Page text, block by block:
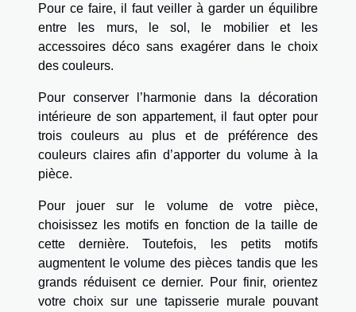
Pour ce faire, il faut veiller à garder un équilibre
entre les murs, le sol, le mobilier et les
accessoires déco sans exagérer dans le choix
des couleurs.
Pour conserver l’harmonie dans la décoration
intérieure de son appartement, il faut opter pour
trois couleurs au plus et de préférence des
couleurs claires afin d’apporter du volume à la
pièce.
Pour jouer sur le volume de votre pièce,
choisissez les motifs en fonction de la taille de
cette dernière. Toutefois, les petits motifs
augmentent le volume des pièces tandis que les
grands réduisent ce dernier. Pour finir, orientez
votre choix sur une tapisserie murale pouvant